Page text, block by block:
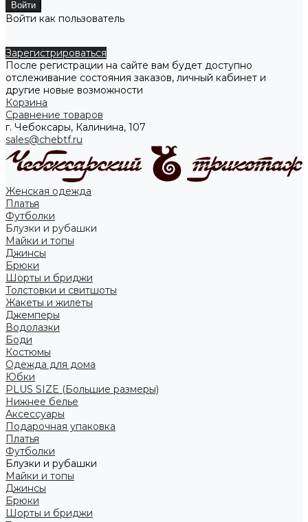
Войти как пользователь
Зарегистрироваться
После регистрации на сайте вам будет доступно
отслеживание состояния заказов, личный кабинет и
другие новые возможности
Корзина
Сравнение товаров
г. Чебоксары, Калинина, 107
sales@chebtf.ru
Женская одежда
Платья
Футболки
Блузки и рубашки
Майки и топы
Джинсы
Брюки
Шорты и бриджи
Толстовки и свитшоты
Жакеты и жилеты
Джемперы
Водолазки
Боди
Костюмы
Одежда для дома
Юбки
PLUS SIZE (Большие размеры)
Нижнее белье
Аксессуары
Подарочная упаковка
Платья
Футболки
Блузки и рубашки
Майки и топы
Джинсы
Брюки
Шорты и бриджи